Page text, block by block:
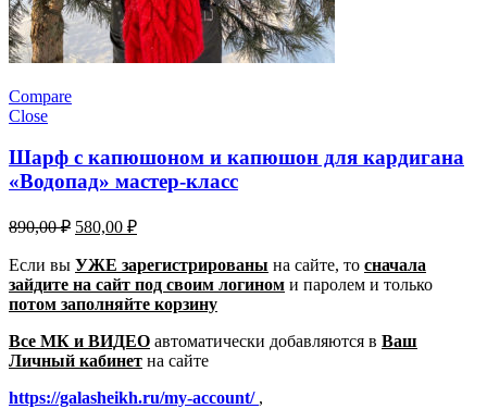
Compare
Close
Шарф с капюшоном и капюшон для кардигана
«Водопад» мастер-класс
890,00₽ Первоначальная
составляла
890,00 ₽.
580,00 ₽Текущая
580,00 ₽.
Если вы УЖЕ зарегистрированы на сайте, то сначала
зайдите на сайт под своим логином и паролем и только
потом заполняйте корзину
Все МК и ВИДЕО автоматически добавляются в Ваш
Личный кабинет на сайте
https://galasheikh.ru/my-account/ ,